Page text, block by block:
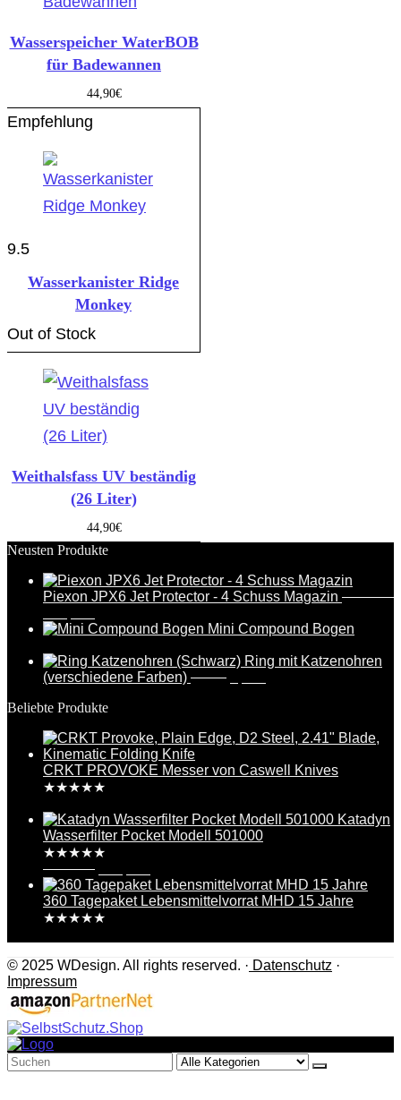
Wasserspeicher WaterBOB
für Badewannen
44,90€
Empfehlung
9.5
Wasserkanister Ridge
Monkey
Out of Stock
Weithalsfass UV beständig
(26 Liter)
44,90€
Neusten Produkte
Piexon JPX6 Jet Protector - 4 Schuss Magazin 388,95€
Mini Compound Bogen
Ring mit Katzenohren
(verschiedene Farben) 6,99€
Beliebte Produkte
CRKT PROVOKE Messer von Caswell Knives
★★★★★
Katadyn
Wasserfilter Pocket Modell 501000
★★★★★
349,95€
360 Tagepaket Lebensmittelvorrat MHD 15 Jahre
★★★★★
© 2025 WDesign. All rights reserved. · Datenschutz ·
Impressum